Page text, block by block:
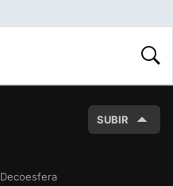
SUBIR
Decoesfera